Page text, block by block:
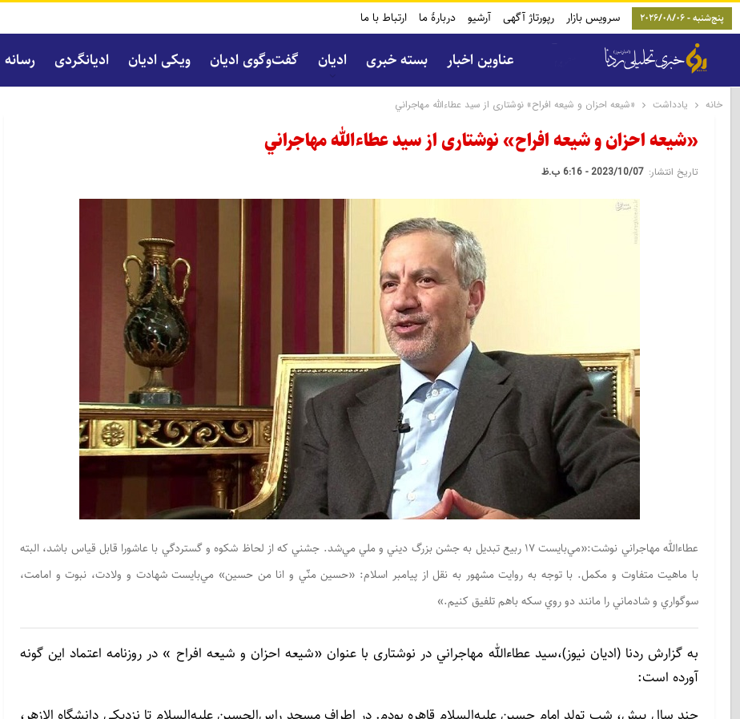
پنج‌شنبه - 2026/08/06 سرویس بازار رپورتاژ آگهی آرشیو دربارۀ ما ارتباط با ما
عناوین اخبار بسته خبری ادیان گفت‌و‌گوی ادیان ویکی ادیان ادیانگردی رسانه
خانه یادداشت «شيعه احزان و شيعه افراح» نوشتاری از سيد عطاءالله مهاجراني
«شيعه احزان و شيعه افراح» نوشتاری از سيد عطاءالله مهاجراني
تاریخ انتشار: 2023/10/07 - 6:16 ب.ظ
عطاءالله مهاجراني نوشت:«مي‌بايست ۱۷ ربيع تبديل به جشن بزرگ ديني و ملي مي‌شد. جشني كه از لحاظ شكوه و گستردگي با عاشورا قابل قياس باشد، البته
با ماهيت متفاوت و مكمل. با توجه به روايت مشهور به نقل از پيامبر اسلام: «حسين منّي و انا من حسين» مي‌بايست شهادت و ولادت، نبوت و امامت،
سوگواري و شادماني را مانند دو روي سكه باهم تلفيق كنيم.»
به گزارش ردنا (ادیان نیوز)،سيد عطاءالله مهاجراني در نوشتاری با عنوان «شيعه احزان و شيعه افراح » در روزنامه اعتماد این گونه
آورده است:
چند سال پيش، شب تولد امام حسين عليه‌‌السلام قاهره بودم. در اطراف مسجد راس‌الحسين عليه‌السلام تا نزديكي دانشگاه الازهر،